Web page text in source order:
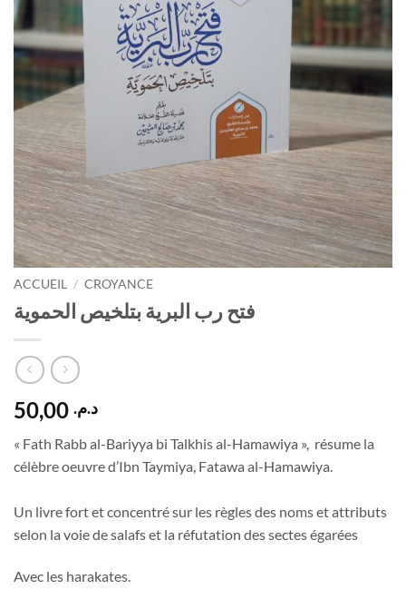
ACCUEIL / CROYANCE
فتح رب البرية بتلخيص الحموية
د.م.
« Fath Rabb al-Bariyya bi Talkhis al-Hamawiya », résume la
célèbre oeuvre d’Ibn Taymiya, Fatawa al-Hamawiya.
Un livre fort et concentré sur les règles des noms et attributs
selon la voie de salafs et la réfutation des sectes égarées
Avec les harakates.